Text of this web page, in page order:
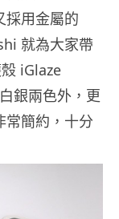
採用金屬的
就為大家帶
iGlaze
銀兩色外，更
常簡約，十分